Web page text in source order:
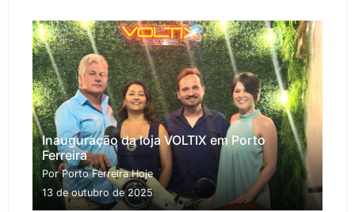
Inauguração da loja VOLTIX em Porto
Ferreira
Por Porto Ferreira Hoje
13 de outubro de 2025